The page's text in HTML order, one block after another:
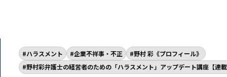
ハラスメント 企業不祥事・不正
野村 彩《プロフィール》
野村彩弁護士の経営者のための「ハラスメント」アップデート講座【連